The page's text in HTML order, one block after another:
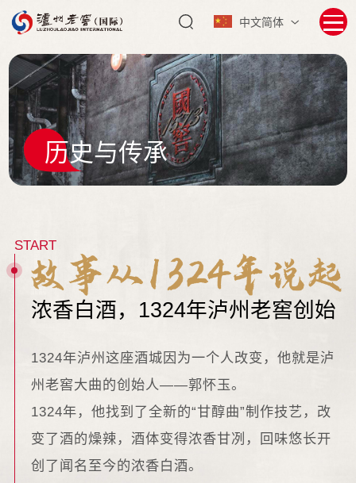
中文简体
历史与传承
START
浓香白酒，1324年泸州老窖创始
1324年泸州这座酒城因为一个人改变，他就是泸
州老窖大曲的创始人——郭怀玉。
1324年，他找到了全新的“甘醇曲”制作技艺，改
变了酒的燥辣，酒体变得浓香甘冽，回味悠长开
创了闻名至今的浓香白酒。